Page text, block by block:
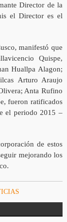
Director de la
el Director es el
manifestó que
Quispe,
Huallpa Alagon;
Arturo Araujo
Anta Rufino
fueron ratificados
el periodo 2015 –
de estos
mejorando los